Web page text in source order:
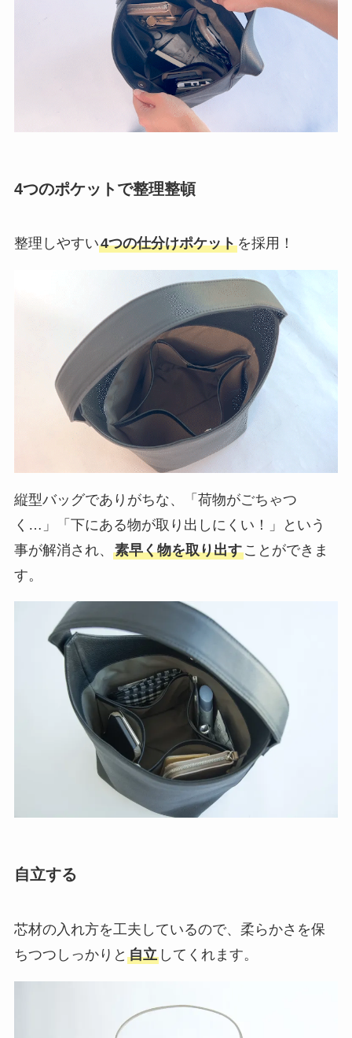
4つのポケットで整理整頓
整理しやすい4つの仕分けポケットを採用！
縦型バッグでありがちな、「荷物がごちゃつ
く…」「下にある物が取り出しにくい！」という
事が解消され、 素早く物を取り出すことができま
す。
自立する
芯材の入れ方を工夫しているので、柔らかさを保
ちつつしっかりと 自立してくれます。